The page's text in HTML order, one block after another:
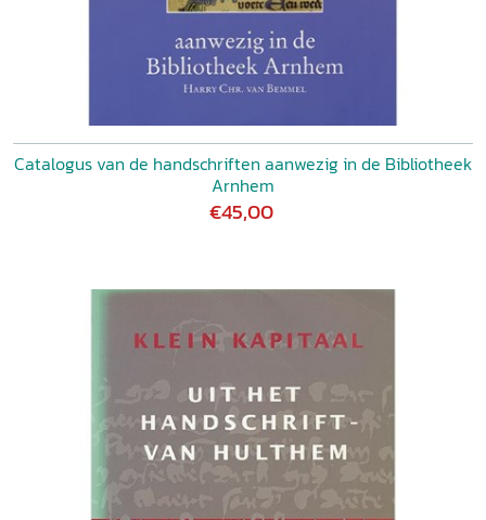
Catalogus van de handschriften aanwezig in de Bibliotheek
Arnhem
€45,00